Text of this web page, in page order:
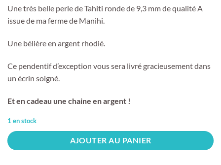
Une très belle perle de Tahiti ronde de 9,3 mm de qualité A
issue de ma ferme de Manihi.
Une bélière en argent rhodié.
Ce pendentif d’exception vous sera livré gracieusement dans
un écrin soigné.
Et en cadeau une chaine en argent !
1 en stock
AJOUTER AU PANIER